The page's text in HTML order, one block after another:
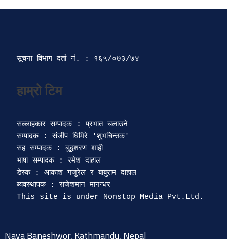
सूचना विभाग दर्ता‍ नं. : १६५/०७३/७४
हाम्रो टिम
सल्लाहकार सम्पादक : प्रभात चलाउने
सम्पादक : संजीप घिमिरे 'शुभचिन्तक'
सह सम्पादक : बुद्धशरण शाही
भाषा सम्पादक : रमेश दाहाल
डेस्क : आकाश गजुरेल र बाबुराम दाहाल
ब्यवस्थापक : राजेशमान मानन्धर
Naya Baneshwor, Kathmandu, Nepal